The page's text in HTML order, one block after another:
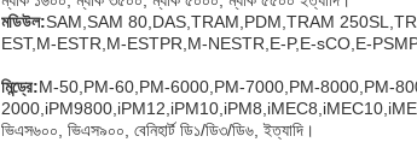
মডিউল:SAM,SAM 80,DAS,TRAM,PDM,TRAM
EST,M-ESTR,M-ESTPR,M-NESTR,E-P,E-sCO,E-
মিন্ড্রে:M-50,PM-60,PM-6000,PM-7000,PM-8000,PM-
ভিএস৬০০, ভিএস৯০০, বেনিহার্ট ডি১/ডি৩/ডি৬, ইত্যাদি।